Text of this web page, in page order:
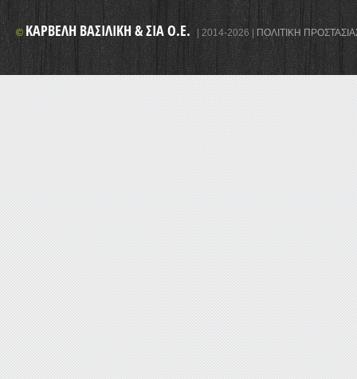
©ΚΑΡΒΈΛΗ ΒΑΣΙΛΙΚΉ & ΣΙΑ Ο.Ε. 2014-2026 ΠΟΛΙΤΙΚΉ